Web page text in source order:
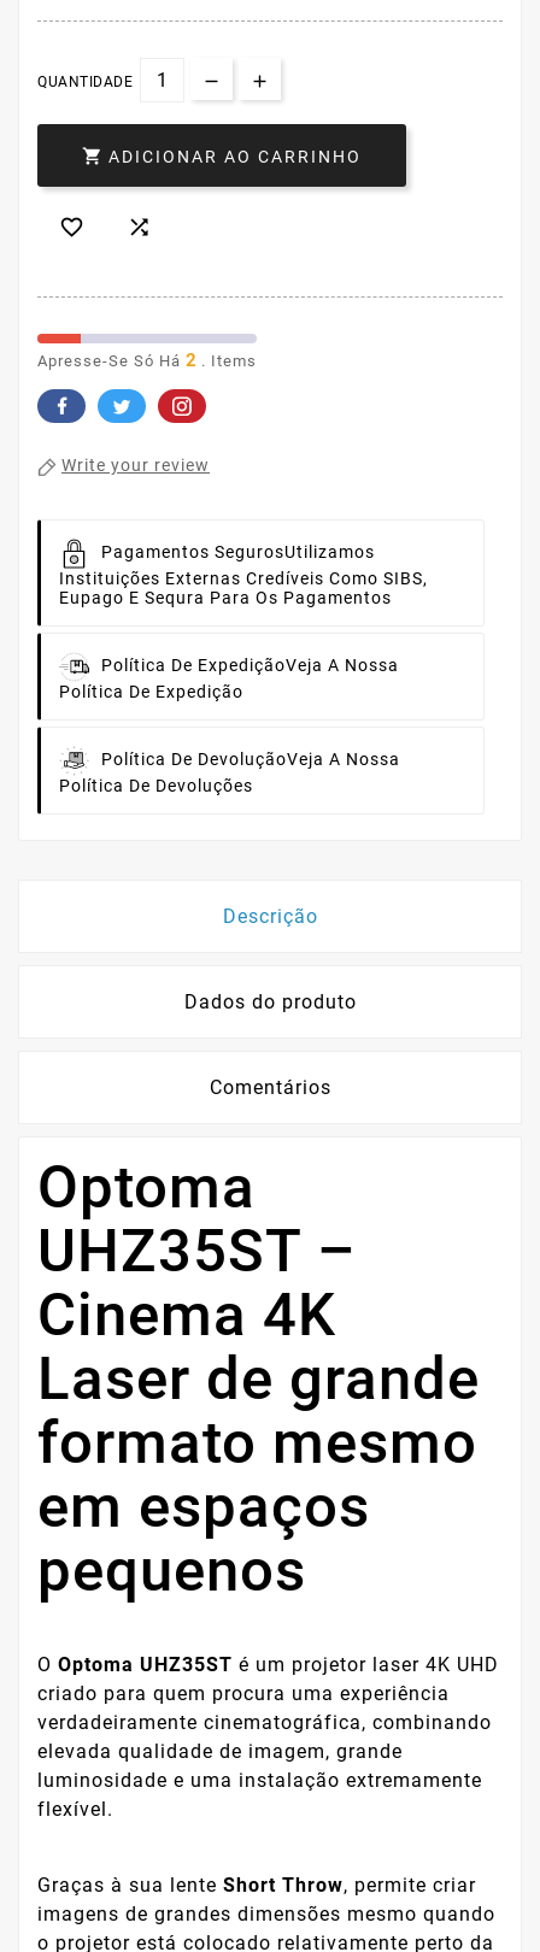
QUANTIDADE
 ADICIONAR AO CARRINHO
 
Apresse-Se Só Há 2 . Items
Write your review
Pagamentos SegurosUtilizamos
Instituições Externas Credíveis Como SIBS,
Eupago E Sequra Para Os Pagamentos
Política De ExpediçãoVeja A Nossa
Política De Expedição
Política De DevoluçãoVeja A Nossa
Política De Devoluções
Descrição
Dados do produto
Comentários
Optoma
UHZ35ST –
Cinema 4K
Laser de grande
formato mesmo
em espaços
pequenos
O Optoma UHZ35ST é um projetor laser 4K UHD
criado para quem procura uma experiência
verdadeiramente cinematográfica, combinando
elevada qualidade de imagem, grande
luminosidade e uma instalação extremamente
flexível.
Graças à sua lente Short Throw, permite criar
imagens de grandes dimensões mesmo quando
o projetor está colocado relativamente perto da